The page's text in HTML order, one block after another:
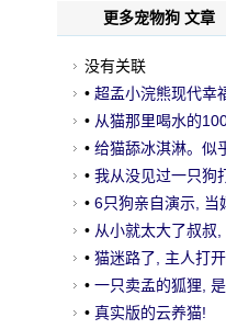
更多宠物狗 文章
没有关联
• 超孟小浣熊现代幸
• 从猫那里喝水的
• 给猫舔冰淇淋。似
• 我从没见过一只狗
• 6只狗亲自演示, 当
• 从小就太大了叔叔
• 猫迷路了, 主人打
• 一只卖孟的狐狸, 是
• 真实版的云养猫!